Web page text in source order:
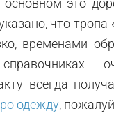
это
что тропа
временами
–
всегда
одежду,